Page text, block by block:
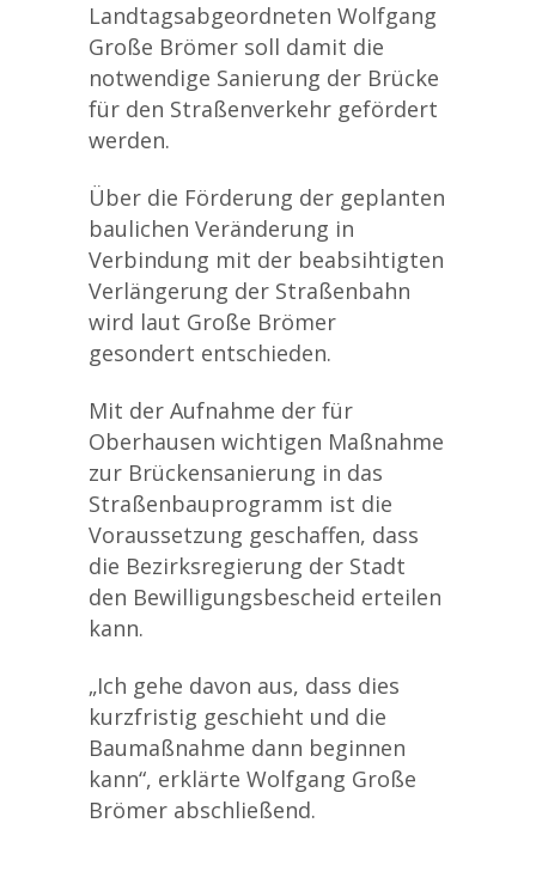
Landtagsabgeordneten Wolfgang
Große Brömer soll damit die
notwendige Sanierung der Brücke
für den Straßenverkehr gefördert
werden.
Über die Förderung der geplanten
baulichen Veränderung in
Verbindung mit der beabsihtigten
Verlängerung der Straßenbahn
wird laut Große Brömer
gesondert entschieden.
Mit der Aufnahme der für
Oberhausen wichtigen Maßnahme
zur Brückensanierung in das
Straßenbauprogramm ist die
Voraussetzung geschaffen, dass
die Bezirksregierung der Stadt
den Bewilligungsbescheid erteilen
kann.
„Ich gehe davon aus, dass dies
kurzfristig geschieht und die
Baumaßnahme dann beginnen
kann“, erklärte Wolfgang Große
Brömer abschließend.